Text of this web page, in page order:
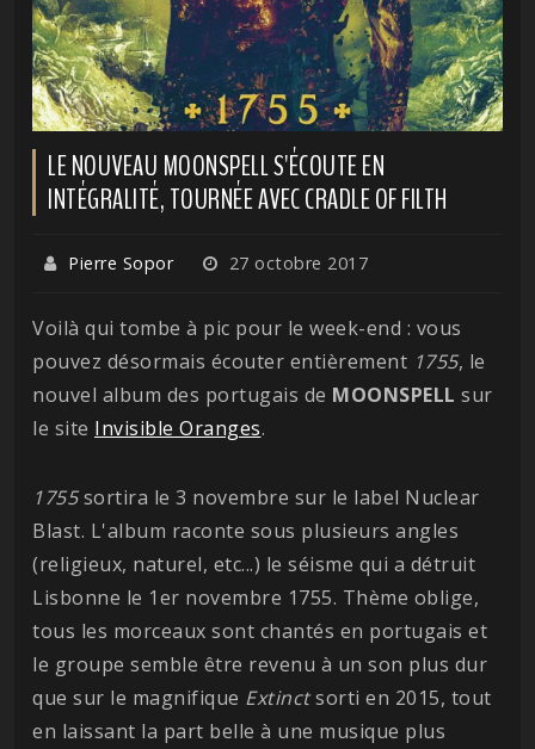
LE NOUVEAU MOONSPELL S'ÉCOUTE EN
INTÉGRALITÉ, TOURNÉE AVEC CRADLE OF FILTH
Pierre Sopor 27 octobre 2017
Voilà qui tombe à pic pour le week-end : vous
pouvez désormais écouter entièrement 1755, le
nouvel album des portugais de MOONSPELL sur
le site Invisible Oranges.
1755sortira le 3 novembre sur le label Nuclear
Blast. L'album raconte sous plusieurs angles
(religieux, naturel, etc...) le séisme qui a détruit
Lisbonne le 1er novembre 1755. Thème oblige,
tous les morceaux sont chantés en portugais et
le groupe semble être revenu à un son plus dur
que sur le magnifique Extinctsorti en 2015, tout
en laissant la part belle à une musique plus